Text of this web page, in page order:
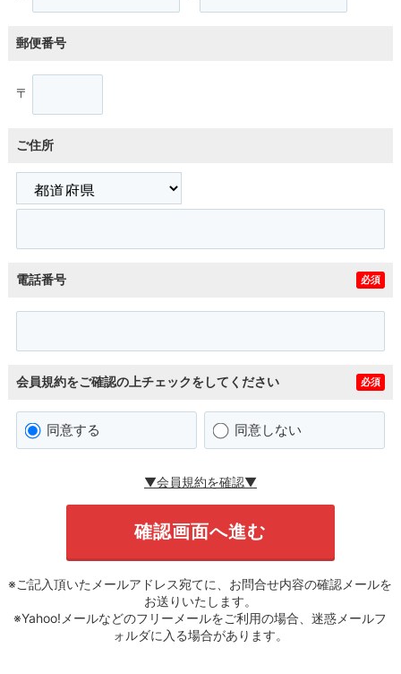
郵便番号
〒
ご住所
電話番号 必須
会員規約をご確認の上チェックをしてください 必須
同意する 同意しない
▼会員規約を確認▼
※ご記入頂いたメールアドレス宛てに、お問合せ内容の確認メールを
お送りいたします。
※Yahoo!メールなどのフリーメールをご利用の場合、迷惑メールフ
ォルダに入る場合があります。